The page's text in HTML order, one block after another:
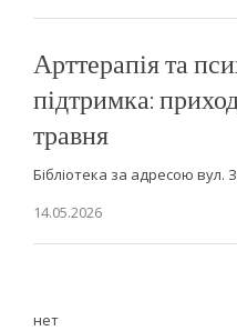
Арттерапія та
підтримка:
травня
Бібліотека за адресою вул.
14.05.2026
нет